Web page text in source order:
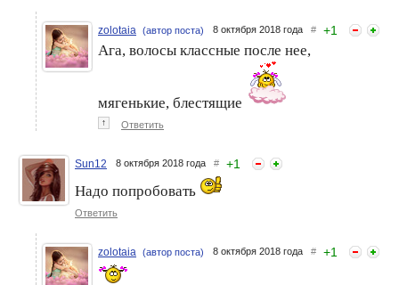
zolotaia (автор поста) 8 октября 2018 года # +1
Ага, волосы классные после нее,
мягенькие, блестящие
↑ Ответить
Sun12 8 октября 2018 года # +1
Надо попробовать
Ответить
zolotaia (автор поста) 8 октября 2018 года # +1